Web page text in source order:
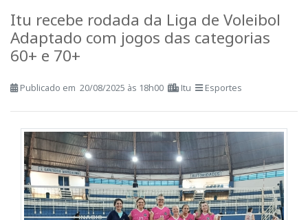
Itu recebe rodada da Liga de Voleibol
Adaptado com jogos das categorias
60+ e 70+
Publicado em 20/08/2025 às 18h00 Itu Esportes